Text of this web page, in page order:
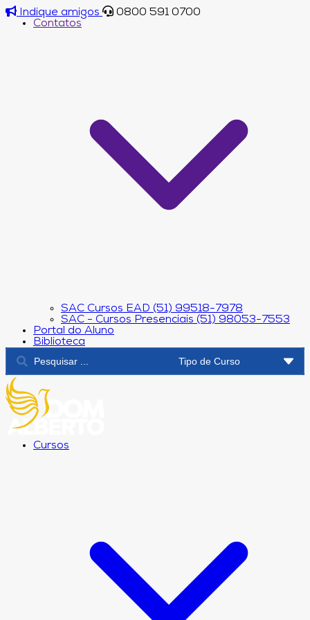
Indique amigos
0800 591 0700
Contatos
SAC Cursos EAD (51) 99518-7978
SAC - Cursos Presenciais (51) 98053-7553
Portal do Aluno
Biblioteca
Cursos